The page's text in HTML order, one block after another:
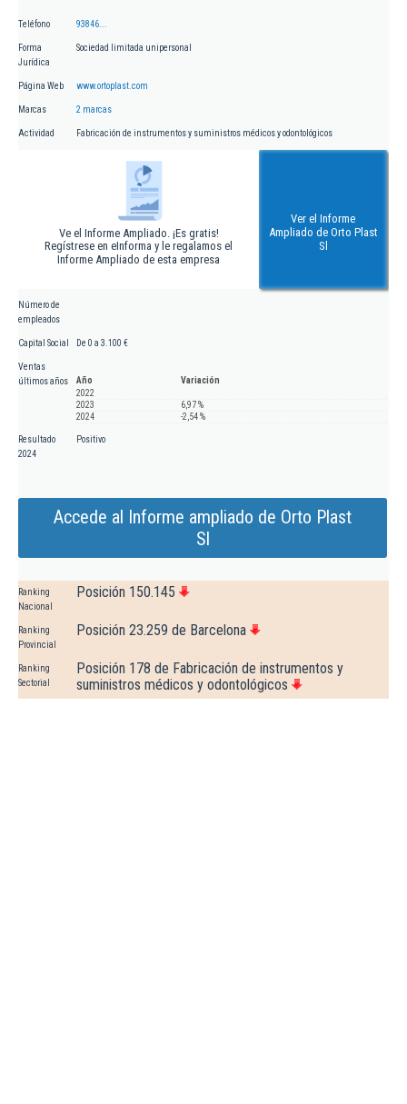
Teléfono 93846...
Forma
Jurídica
Sociedad limitada unipersonal
Página Web www.ortoplast.com
Marcas 2 marcas
Actividad Fabricación de instrumentos y suministros médicos y odontológicos
Ve el Informe Ampliado. ¡Es gratis!
Regístrese en eInforma y le regalamos el
Informe Ampliado de esta empresa
Ver el Informe
Ampliado de Orto Plast
Sl
Número de
empleados
Capital Social De 0 a 3.100 €
Ventas
últimos años
Año
Variación
2022
2023
6,97 %
2024
-2,54 %
Resultado
2024
Positivo
Accede al Informe ampliado de Orto Plast
Sl
Ranking
Nacional
Posición 150.145
Ranking
Provincial
Posición 23.259 de Barcelona
Ranking
Sectorial
Posición 178 de Fabricación de instrumentos y
suministros médicos y odontológicos